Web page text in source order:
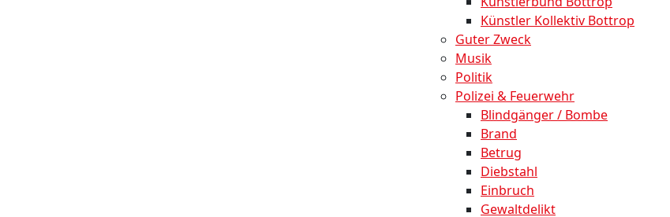
Künstler Kollektiv Bottrop
Guter Zweck
Musik
Politik
Polizei & Feuerwehr
Blindgänger / Bombe
Brand
Betrug
Diebstahl
Einbruch
Gewaltdelikt